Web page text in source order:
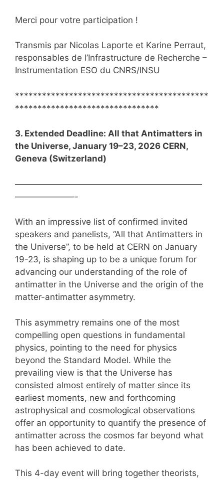
Merci pour votre participation !
Transmis par Nicolas Laporte et Karine Perraut,
responsables de l’Infrastructure de Recherche –
Instrumentation ESO du CNRS/INSU
*******************************************
********************************
3. Extended Deadline: All that Antimatters in
the Universe, January 19–23, 2026 CERN,
Geneva (Switzerland)
——————————————————————
———————-
With an impressive list of confirmed invited
speakers and panelists, “All that Antimatters in
the Universe”, to be held at CERN on January
19-23, is shaping up to be a unique forum for
advancing our understanding of the role of
antimatter in the Universe and the origin of the
matter-antimatter asymmetry.
This asymmetry remains one of the most
compelling open questions in fundamental
physics, pointing to the need for physics
beyond the Standard Model. While the
prevailing view is that the Universe has
consisted almost entirely of matter since its
earliest moments, new and forthcoming
astrophysical and cosmological observations
offer an opportunity to quantify the presence of
antimatter across the cosmos far beyond what
has been achieved to date.
This 4-day event will bring together theorists,